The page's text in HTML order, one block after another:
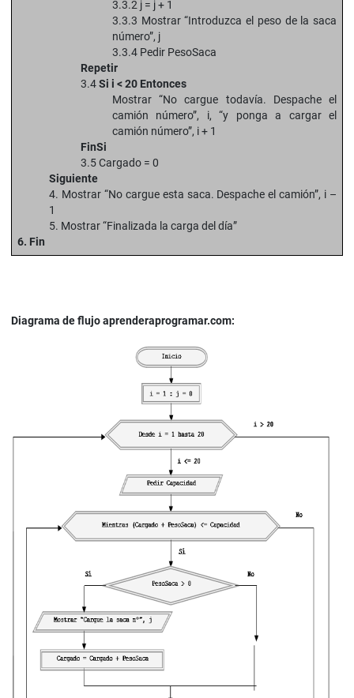
3.3.2 j = j + 1
3.3.3 Mostrar “Introduzca el peso de la saca
número”, j
3.3.4 Pedir PesoSaca
Repetir
3.4Si i < 20 Entonces
Mostrar “No cargue todavía. Despache el
camión número”, i, “y ponga a cargar el
camión número”, i + 1
FinSi
3.5 Cargado = 0
Siguiente
4. Mostrar “No cargue esta saca. Despache el camión”, i –
1
5. Mostrar “Finalizada la carga del día”
6. Fin
Diagrama de flujo aprenderaprogramar.com: